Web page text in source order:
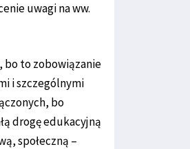
uwagi na ww.
bo to zobowiązanie
i szczególnymi
bo
drogę edukacyjną
społeczną –